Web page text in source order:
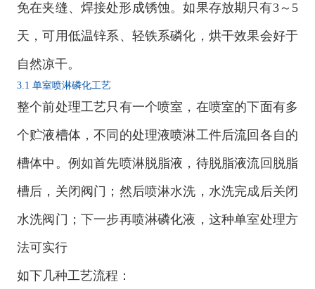
免在夹缝、焊接处形成锈蚀。如果存放期只有3～5
天，可用低温锌系、轻铁系磷化，烘干效果会好于
自然凉干。
3.1 单室喷淋磷化工艺
整个前处理工艺只有一个喷室，在喷室的下面有多
个贮液槽体，不同的处理液喷淋工件后流回各自的
槽体中。例如首先喷淋脱脂液，待脱脂液流回脱脂
槽后，关闭阀门；然后喷淋水洗，水洗完成后关闭
水洗阀门；下一步再喷淋磷化液，这种单室处理方
法可实行
如下几种工艺流程：